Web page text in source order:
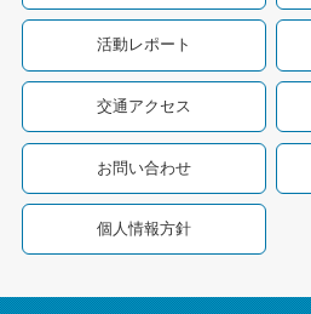
活動レポート
交通アクセス
お問い合わせ
個人情報方針